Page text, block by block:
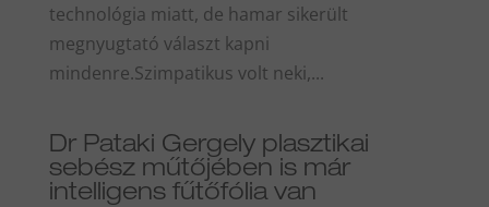
technológia miatt, de hamar sikerült
megnyugtató választ kapni
mindenre.Szimpatikus volt neki,...
Dr Pataki Gergely plasztikai
sebész műtőjében is már
intelligens fűtőfólia van